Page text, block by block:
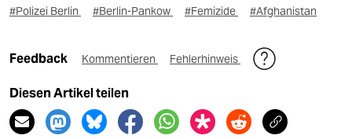
#Polizei Berlin #Berlin-Pankow #Femizide #Afghanistan
Feedback Kommentieren Fehlerhinweis
Diesen Artikel teilen